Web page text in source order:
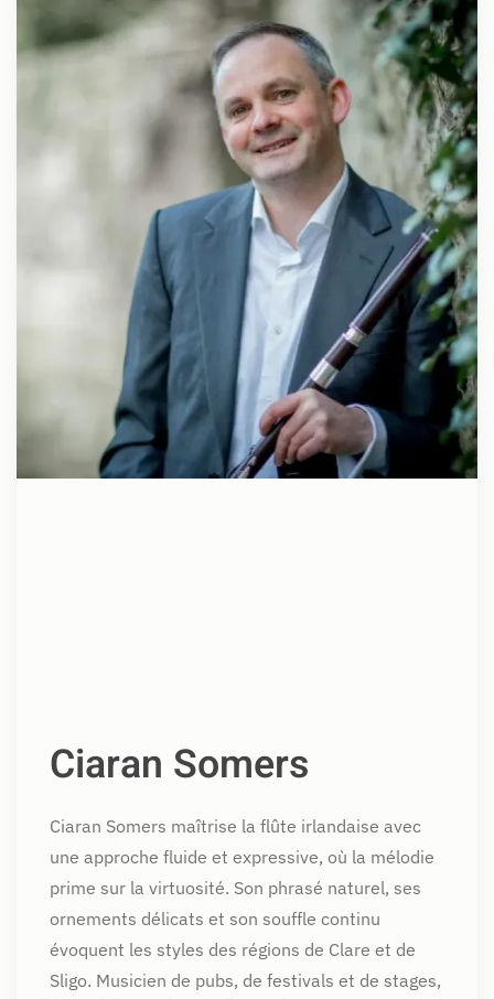
Ciaran Somers
Ciaran Somers maîtrise la flûte irlandaise avec
une approche fluide et expressive, où la mélodie
prime sur la virtuosité. Son phrasé naturel, ses
ornements délicats et son souffle continu
évoquent les styles des régions de Clare et de
Sligo. Musicien de pubs, de festivals et de stages,